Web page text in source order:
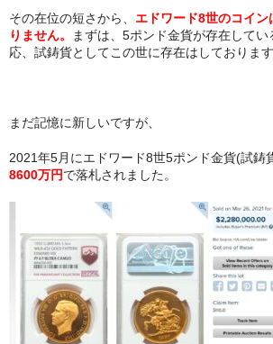
その在位の短さから、 エドワード8世のコイ
りません。
まずは、5ポンド金貨が存在して
応、試鋳貨としてこの世に存在はしております
まだ記憶に新しいですが、
2021年5月にエドワード8世5ポンド金貨(試鋳
8600万円で落札されました。